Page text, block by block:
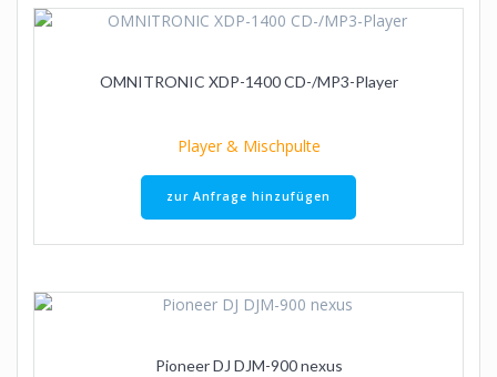
OMNITRONIC XDP-1400 CD-/MP3-Player
Player & Mischpulte
zur Anfrage hinzufügen
Pioneer DJ DJM-900 nexus